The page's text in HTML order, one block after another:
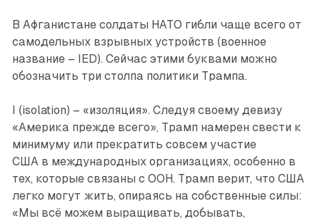
В Афганистане солдаты НАТО гибли чаще всего от
самодельных взрывных устройств (военное
название – IED). Сейчас этими буквами можно
обозначить три столпа политики Трампа.
I (isolation) – «изоляция». Следуя своему девизу
«Америка прежде всего», Трамп намерен свести к
минимуму или прекратить совсем участие
США в международных организациях, особенно в
тех, которые связаны с ООН. Трамп верит, что США
легко могут жить, опираясь на собственные силы:
«Мы всё можем выращивать, добывать,